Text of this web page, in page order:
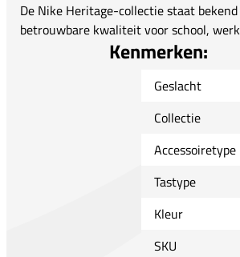
De Nike Heritage-collectie staat
betrouwbare kwaliteit voor school,
Kenmerken:
Geslacht
Collectie
Accessoiretype
Tastype
Kleur
SKU